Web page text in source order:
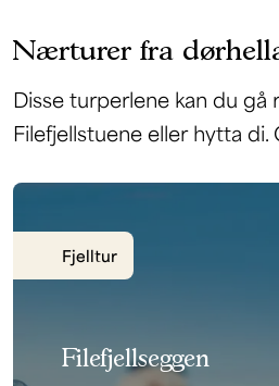
Nærturer fra
Disse turperlene kan du gå
Filefjellstuene eller hytta di.
Fjelltur
Filefjellseggen